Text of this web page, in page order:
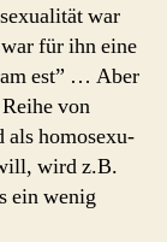
war
für ihn eine
est” … Aber
von
als homosexu­
wird z.B.
ein wenig